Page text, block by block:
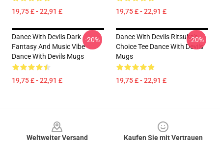
19,75 £ - 22,91 £ 19,75 £ - 22,91 £
Dance With Devils Dark
Fantasy And Music Vibe
Dance With Devils Mugs
19,75 £ - 22,91 £
-20%
Dance With Devils Ritsuka's
Choice Tee Dance With Devils
Mugs
19,75 £ - 22,91 £
-20%
Weltweiter Versand
Kaufen Sie mit Vertrauen